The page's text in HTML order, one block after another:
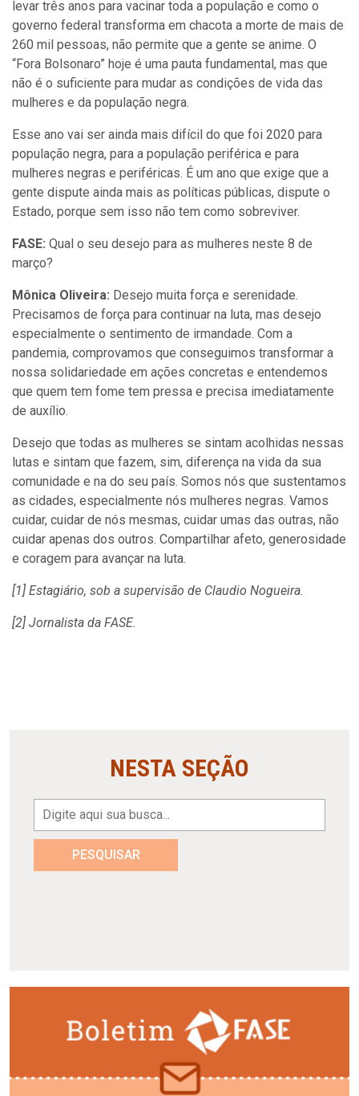
levar três anos para vacinar toda a população e como o
governo federal transforma em chacota a morte de mais de
260 mil pessoas, não permite que a gente se anime. O
“Fora Bolsonaro” hoje é uma pauta fundamental, mas que
não é o suficiente para mudar as condições de vida das
mulheres e da população negra.
Esse ano vai ser ainda mais difícil do que foi 2020 para
população negra, para a população periférica e para
mulheres negras e periféricas. É um ano que exige que a
gente dispute ainda mais as políticas públicas, dispute o
Estado, porque sem isso não tem como sobreviver.
FASE: Qual o seu desejo para as mulheres neste 8 de
março?
Mônica Oliveira: Desejo muita força e serenidade.
Precisamos de força para continuar na luta, mas desejo
especialmente o sentimento de irmandade. Com a
pandemia, comprovamos que conseguimos transformar a
nossa solidariedade em ações concretas e entendemos
que quem tem fome tem pressa e precisa imediatamente
de auxílio.
Desejo que todas as mulheres se sintam acolhidas nessas
lutas e sintam que fazem, sim, diferença na vida da sua
comunidade e na do seu país. Somos nós que sustentamos
as cidades, especialmente nós mulheres negras. Vamos
cuidar, cuidar de nós mesmas, cuidar umas das outras, não
cuidar apenas dos outros. Compartilhar afeto, generosidade
e coragem para avançar na luta.
[1] Estagiário, sob a supervisão de Claudio Nogueira.
[2] Jornalista da FASE.
NESTA SEÇÃO
PESQUISAR